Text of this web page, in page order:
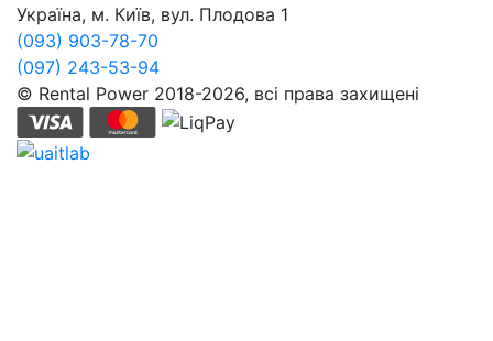
Україна, м. Київ, вул. Плодова 1
(093) 903-78-70
(097) 243-53-94
© Rental Power 2018-2026, всі права захищені